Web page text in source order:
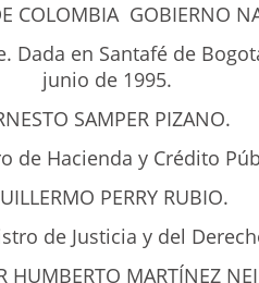
COLOMBIA GOBIERNO
Dada en Santafé de
junio de 1995.
SAMPER PIZANO.
de Hacienda y Crédito
PERRY RUBIO.
de Justicia y del
HUMBERTO MARTÍNEZ